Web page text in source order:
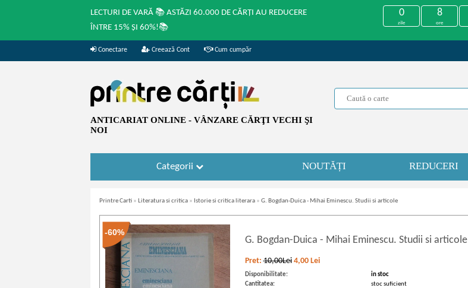
LECTURI DE VARĂ 📚 ASTĂZI 60.000 DE CĂRȚI AU REDUCERE
ÎNTRE 15% ȘI 60%!📚
0
zile
8
ore
Conectare Creează Cont Cum cumpăr
ANTICARIAT ONLINE - VÂNZARE CĂRŢI VECHI ŞI
NOI
Categorii NOUTĂȚI REDUCERI
Printre Carti » Literatura si critica » Istorie si critica literara » G. Bogdan-Duica - Mihai Eminescu. Studii si articole
-60%
G. Bogdan-Duica - Mihai Eminescu. Studii si articole
Pret:10,00Lei 4,00 Lei
Disponibilitate:
in stoc
Cantitatea:
stoc suficient